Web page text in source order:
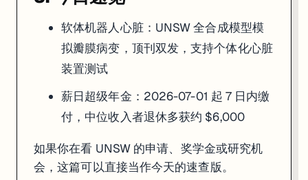
软体机器人心脏：UNSW 全合成模型模
拟瓣膜病变，顶刊双发，支持个体化心脏
装置测试
薪日超级年金：2026-07-01 起 7 日内缴
付，中位收入者退休多获约 $6,000
如果你在看 UNSW 的申请、奖学金或研究机
会，这篇可以直接当作今天的速查版。